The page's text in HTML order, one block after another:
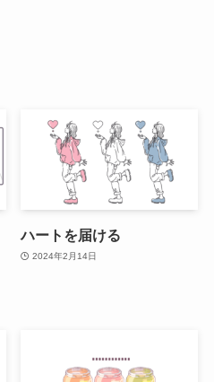
ハートを届ける
2024年2月14日